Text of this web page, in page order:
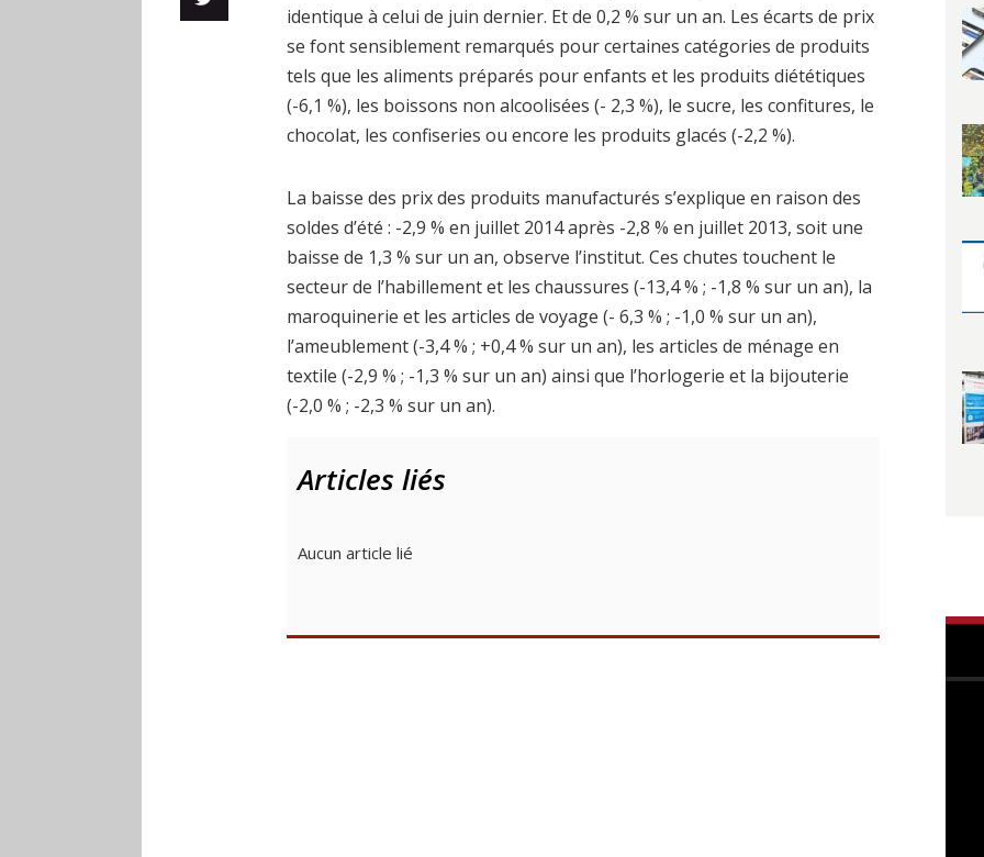
identique à celui de juin dernier. Et de 0,2 % sur un an. Les écarts de prix
se font sensiblement remarqués pour certaines catégories de produits
tels que les aliments préparés pour enfants et les produits diététiques
(-6,1 %), les boissons non alcoolisées (- 2,3 %), le sucre, les confitures, le
chocolat, les confiseries ou encore les produits glacés (-2,2 %).
La baisse des prix des produits manufacturés s’explique en raison des
soldes d’été : -2,9 % en juillet 2014 après -2,8 % en juillet 2013, soit une
baisse de 1,3 % sur un an, observe l’institut. Ces chutes touchent le
secteur de l’habillement et les chaussures (-13,4 % ; -1,8 % sur un an), la
maroquinerie et les articles de voyage (- 6,3 % ; -1,0 % sur un an),
l’ameublement (-3,4 % ; +0,4 % sur un an), les articles de ménage en
textile (-2,9 % ; -1,3 % sur un an) ainsi que l’horlogerie et la bijouterie
(-2,0 % ; -2,3 % sur un an).
Articles liés
Aucun article lié